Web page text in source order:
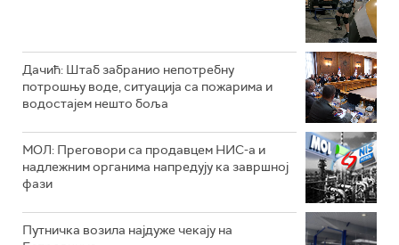
Дачић: Штаб забранио непотребну
потрошњу воде, ситуација са пожарима и
водостајем нешто боља
МОЛ: Преговори са продавцем НИС-а и
надлежним органима напредују ка завршној
фази
Путничка возила најдуже чекају на